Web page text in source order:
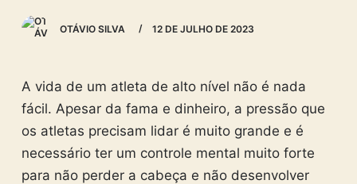
OTÁVIO SILVA 12 DE JULHO DE 2023
A vida de um atleta de alto nível não é nada
fácil. Apesar da fama e dinheiro, a pressão que
os atletas precisam lidar é muito grande e é
necessário ter um controle mental muito forte
para não perder a cabeça e não desenvolver